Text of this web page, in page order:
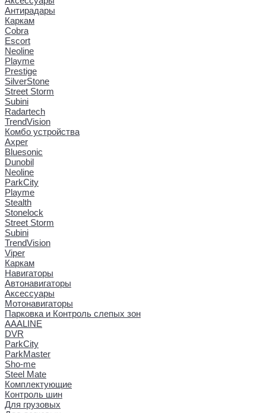
Антирадары
Каркам
Cobra
Escort
Neoline
Playme
Prestige
SilverStone
Street Storm
Subini
Radartech
TrendVision
Комбо устройства
Axper
Bluesonic
Dunobil
Neoline
ParkCity
Playme
Stealth
Stonelock
Street Storm
Subini
TrendVision
Viper
Каркам
Навигаторы
Автонавигаторы
Аксессуары
Мотонавигаторы
Парковка и Контроль слепых зон
AAALINE
DVR
ParkCity
ParkMaster
Sho-me
Steel Mate
Комплектующие
Контроль шин
Для грузовых